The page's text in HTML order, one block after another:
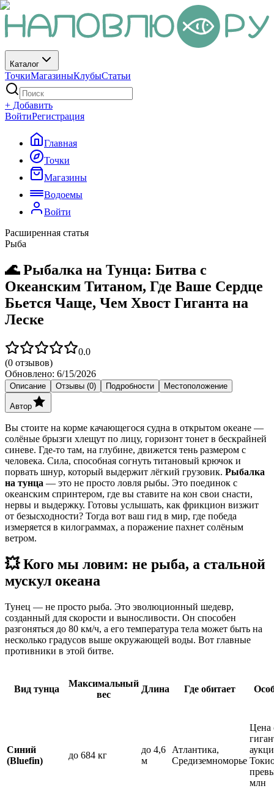
Каталог
ТочкиМагазиныКлубыСтатьи
+ Добавить
ВойтиРегистрация
Главная
Точки
Магазины
Водоемы
Войти
Расширенная статья
Рыба
🌊 Рыбалка на Тунца: Битва с
Океанским Титаном, Где Ваше Сердце
Бьется Чаще, Чем Хвост Гиганта на
Леске
0.0
(0 отзывов)
Обновлено: 6/15/2026
Описание Отзывы (0) Подробности Местоположение
Автор
Вы стоите на корме качающегося судна в открытом океане —
солёные брызги хлещут по лицу, горизонт тонет в бескрайней
синеве. Где-то там, на глубине, движется тень размером с
человека. Сила, способная согнуть титановый крючок и
порвать шнур, который выдержит лёгкий грузовик. Рыбалка
на тунца — это не просто ловля рыбы. Это поединок с
океанским спринтером, где вы ставите на кон свои снасти,
нервы и выдержку. Готовы услышать, как фрикцион визжит
от безысходности? Тогда вот ваш гид в мир, где победа
измеряется в килограммах, а поражение пахнет солёным
ветром.
💥 Кого мы ловим: не рыба, а стальной
мускул океана
Тунец — не просто рыба. Это эволюционный шедевр,
созданный для скорости и выносливости. Он способен
разгоняться до 80 км/ч, а его температура тела может быть на
несколько градусов выше окружающей воды. Вот главные
противники в этой битве.
Вид тунца
Максимальный
вес
Длина Где обитает
Синий
(Bluefin)
до 684 кг
до 4,6
м
Атлантика,
Средиземноморье
Цена
млн